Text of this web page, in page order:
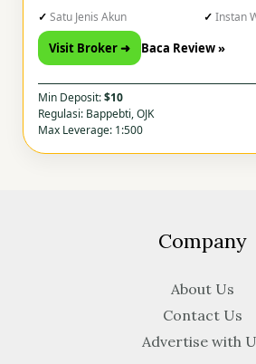
Satu Jenis Akun
Instan
Visit Broker ➜ Baca Review »
Min Deposit:$10
Regulasi: Bappebti, OJK
Max Leverage: 1:500
Company
About Us
Contact Us
Advertise with